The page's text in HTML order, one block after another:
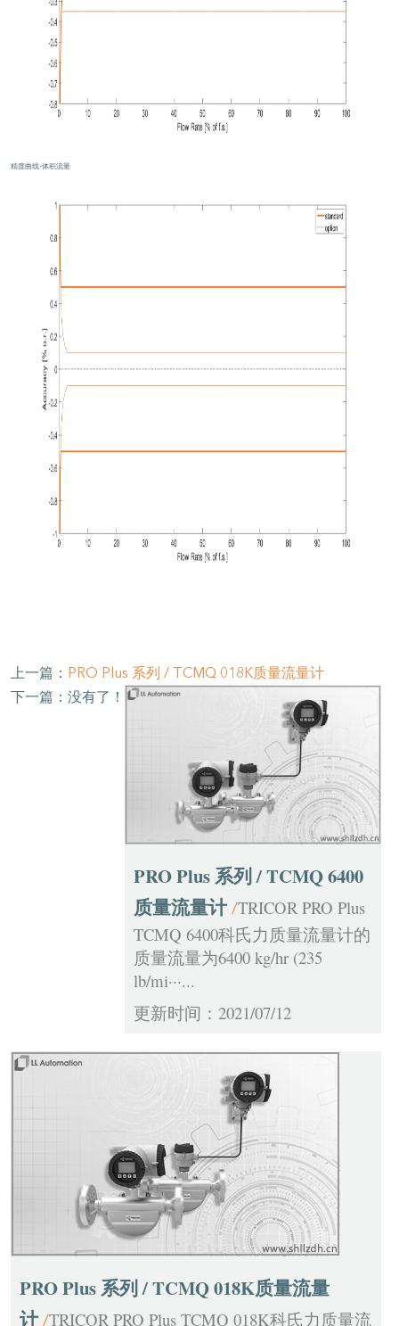
精度曲线–体积流量
上一篇： PRO Plus 系列 / TCMQ 018K质量流量计
下一篇：没有了！
PRO Plus 系列 / TCMQ 6400
质量流量计 /TRICOR PRO Plus
TCMQ 6400科氏力质量流量计的
质量流量为6400 kg/hr (235
lb/mi···...
更新时间：2021/07/12
PRO Plus 系列 / TCMQ 018K质量流量
计 /TRICOR PRO Plus TCMQ 018K科氏力质量流